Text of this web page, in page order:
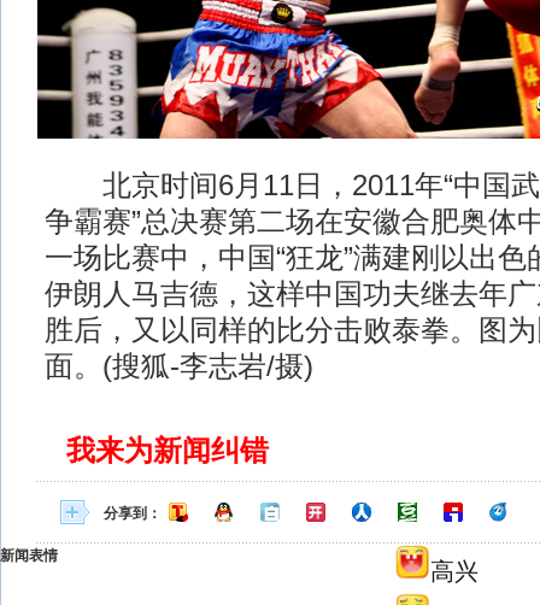
北京时间6月11日，2011年“中国
争霸赛”总决赛第二场在安徽合肥奥体
一场比赛中，中国“狂龙”满建刚以出
伊朗人马吉德，这样中国功夫继去年
胜后，又以同样的比分击败泰拳。图
面。(搜狐-李志岩/摄)
我来为新闻纠错
分享到：
新闻表情
高兴